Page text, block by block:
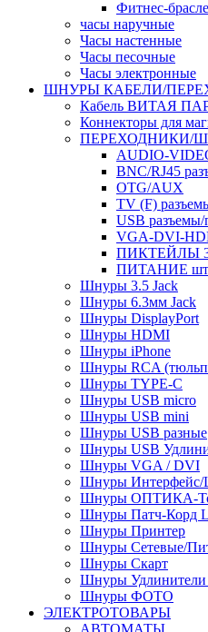
Фитнес-
часы наручные
Часы настенные
Часы песочные
Часы электронные
ШНУРЫ КАБЕЛИ/
Кабель ВИТАЯ
Коннекторы для
ПЕРЕХОДНИКИ/
AUDIO-
BNC/RJ45
OTG/AUX
TV (F)
USB разъемы/
VGA-DVI-
ПИКТЕЙЛЫ
ПИТАНИЕ
Шнуры 3.5 Jack
Шнуры 6.3мм Jack
Шнуры DisplayPort
Шнуры HDMI
Шнуры iPhone
Шнуры RCA
Шнуры TYPE-C
Шнуры USB micro
Шнуры USB mini
Шнуры USB разные
Шнуры USB
Шнуры VGA / DVI
Шнуры
Шнуры ОПТИКА-
Шнуры Патч-Корд
Шнуры Принтер
Шнуры Сетевые/
Шнуры Скарт
Шнуры
Шнуры ФОТО
ЭЛЕКТРОТОВАРЫ
АВТОМАТЫ